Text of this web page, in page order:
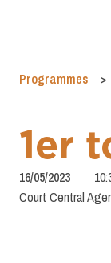
Programmes >
1er
16/05/2023
Court Central